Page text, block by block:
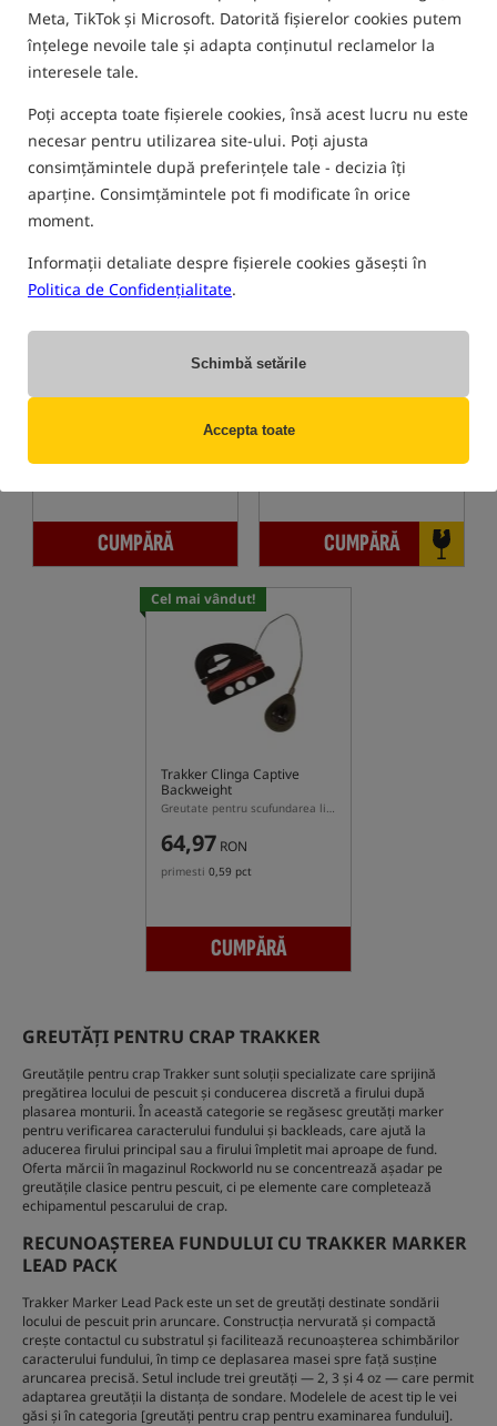
Meta, TikTok și Microsoft. Datorită fișierelor cookies putem
înțelege nevoile tale și adapta conținutul reclamelor la
interesele tale.
Poți accepta toate fișierele cookies, însă acest lucru nu este
necesar pentru utilizarea site-ului. Poți ajusta
consimțămintele după preferințele tale - decizia îți
aparține. Consimțămintele pot fi modificate în orice
moment.
Informații detaliate despre fișierele cookies găsești în
Politica de Confidențialitate.
Schimbă setările
Accepta toate
FILTRU
GREUTĂȚI PENTRU CRAP TRAKKER
Cel mai vândut! 5,0
Trakker Marker Lead Pack
primesti0,53 pct
CUMPĂRĂ
Trakker Marker Lead Pack
43,60
primesti0,53 pct
CUMPĂRĂ
Cel mai vândut!
Trakker Clinga Captive
Backweight
Greutate pentru scufundarea liniei principale
64,97 RON
primesti 0,59 pct
CUMPĂRĂ
GREUTĂȚI PENTRU CRAP TRAKKER
Greutățile pentru crap Trakker sunt soluții specializate care sprijină
pregătirea locului de pescuit și conducerea discretă a firului după
plasarea monturii. În această categorie se regăsesc greutăți marker
pentru verificarea caracterului fundului și backleads, care ajută la
aducerea firului principal sau a firului împletit mai aproape de fund.
Oferta mărcii în magazinul Rockworld nu se concentrează așadar pe
greutățile clasice pentru pescuit, ci pe elemente care completează
echipamentul pescarului de crap.
RECUNOAȘTEREA FUNDULUI CU TRAKKER MARKER
LEAD PACK
Trakker Marker Lead Pack este un set de greutăți destinate sondării
locului de pescuit prin aruncare. Construcția nervurată și compactă
crește contactul cu substratul și facilitează recunoașterea schimbărilor
caracterului fundului, în timp ce deplasarea masei spre față susține
aruncarea precisă. Setul include trei greutăți — 2, 3 și 4 oz — care permit
adaptarea greutății la distanța de sondare. Modelele de acest tip le vei
găsi și în categoria [greutăți pentru crap pentru examinarea fundului].